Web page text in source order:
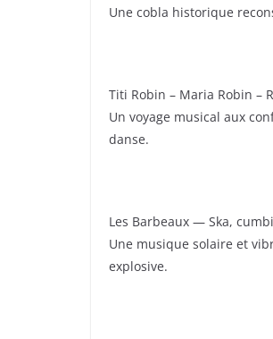
Une cobla historique
Titi Robin – Maria Robin –
Un voyage musical aux
danse.
Les Barbeaux — Ska,
Une musique solaire et
explosive.